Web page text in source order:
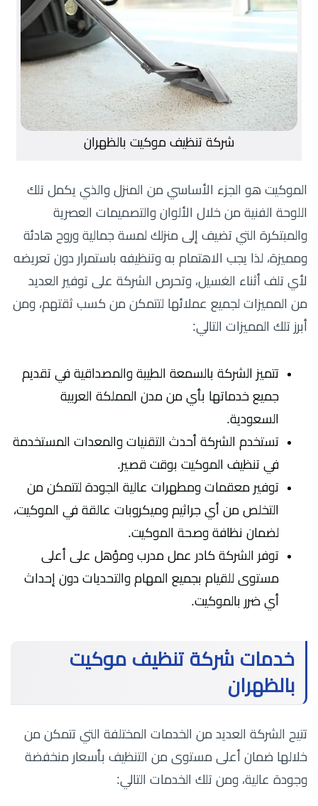
شركة تنظيف موكيت بالظهران
الموكيت هو الجزء الأساسي من المنزل والذي يكمل تلك
اللوحة الفنية من خلال الألوان والتصميمات العصرية
والمبتكرة التي تضيف إلى منزلك لمسة جمالية وروح هادئة
ومميزة، لذا يجب الاهتمام به وتنظيفه باستمرار دون تعريضه
لأي تلف أثناء الغسيل، وتحرص الشركة على توفير العديد
من المميزات لجميع عملائها لتتمكن من كسب ثقتهم، ومن
أبرز تلك المميزات التالي:
تتميز الشركة بالسمعة الطيبة والمصداقية في تقديم
جميع خدماتها بأي من مدن المملكة العربية
السعودية.
تستخدم الشركة أحدث التقنيات والمعدات المستخدمة
في تنظيف الموكيت بوقت قصير.
توفير معقمات ومطهرات عالية الجودة لتتمكن من
التخلص من أي جراثيم وميكروبات عالقة في الموكيت،
لضمان نظافة وصحة الموكيت.
توفر الشركة كادر عمل مدرب ومؤهل على أعلى
مستوى للقيام بجميع المهام والتحديات دون إحداث
أي ضرر بالموكيت.
خدمات شركة تنظيف موكيت
بالظهران
تتيح الشركة العديد من الخدمات المختلفة التي تتمكن من
خلالها ضمان أعلى مستوى من التنظيف بأسعار منخفضة
وجودة عالية، ومن تلك الخدمات التالي: